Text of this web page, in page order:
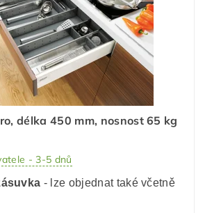
délka 450 mm, nosnost 65 kg
- 3-5 dnů
- lze objednat také včetně